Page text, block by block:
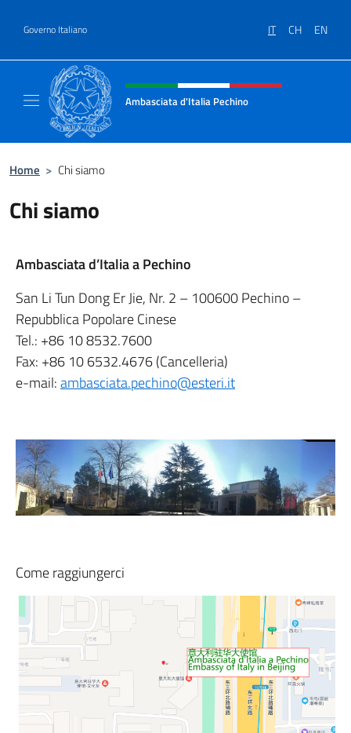
Governo Italiano IT CH EN
Intestazione sito, social e menù
Ambasciata d'Italia Pechino
Home > Chi siamo
Chi siamo
Ambasciata d’Italia a Pechino
San Li Tun Dong Er Jie, Nr. 2 – 100600 Pechino –
Repubblica Popolare Cinese
Tel.: +86 10 8532.7600
Fax: +86 10 6532.4676 (Cancelleria)
e-mail:ambasciata.pechino@esteri.it
Come raggiungerci